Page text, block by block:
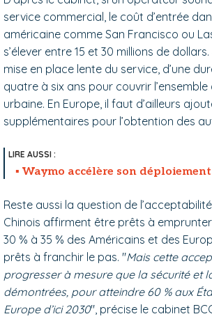
service commercial, le coût d’entrée
américaine comme San Francisco ou
s’élever entre 15 et 30 millions de
mise en place lente du service, d’une
quatre à six ans pour couvrir l’ensemble
urbaine. En Europe, il faut d’ailleurs
supplémentaires pour l’obtention des
Waymo accélère son
Reste aussi la question de
Chinois affirment être prêts à
30 % à 35 % des Américains et des
prêts à franchir le pas. "Mais cette
progresser à mesure que la sécurité et
démontrées, pour atteindre 60 % aux
Europe d’ici 2030", précise le cabinet